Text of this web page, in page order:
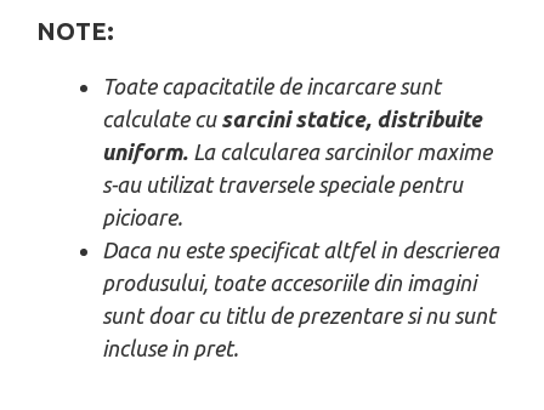
NOTE:
Toate capacitatile de incarcare sunt
calculate cu sarcini statice, distribuite
uniform. La calcularea sarcinilor maxime
s-au utilizat traversele speciale pentru
picioare.
Daca nu este specificat altfel in descrierea
produsului, toate accesoriile din imagini
sunt doar cu titlu de prezentare si nu sunt
incluse in pret.